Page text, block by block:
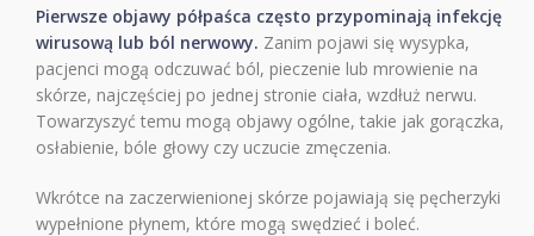
Pierwsze objawy półpaśca często przypominają infekcję
wirusową lub ból nerwowy. Zanim pojawi się wysypka,
pacjenci mogą odczuwać ból, pieczenie lub mrowienie na
skórze, najczęściej po jednej stronie ciała, wzdłuż nerwu.
Towarzyszyć temu mogą objawy ogólne, takie jak gorączka,
osłabienie, bóle głowy czy uczucie zmęczenia.
Wkrótce na zaczerwienionej skórze pojawiają się pęcherzyki
wypełnione płynem, które mogą swędzieć i boleć.